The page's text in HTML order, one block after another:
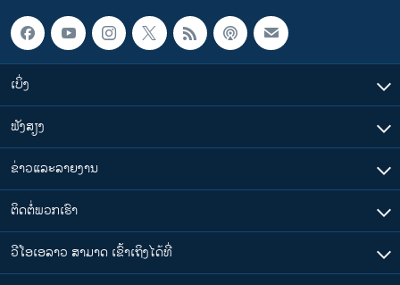
ເບິ່ງ
ຟັງສຽງ
ຂ່າວແລະລາຍງານ
ຕິດຕໍ່ພວກເຮົາ
ວີໂອເອລາວ ສາມາດ ເຂົ້າເຖິງໄດ້ທີ່